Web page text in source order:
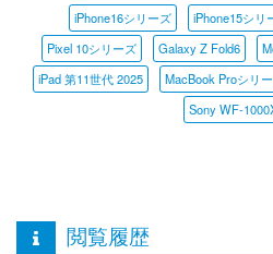
iPhone16シリーズ iPhone15シリ
Pixel 10シリーズ
Galaxy Z Fold6
iPad 第11世代 2025
MacBook Proシリ
Sony WF-
閲覧履歴